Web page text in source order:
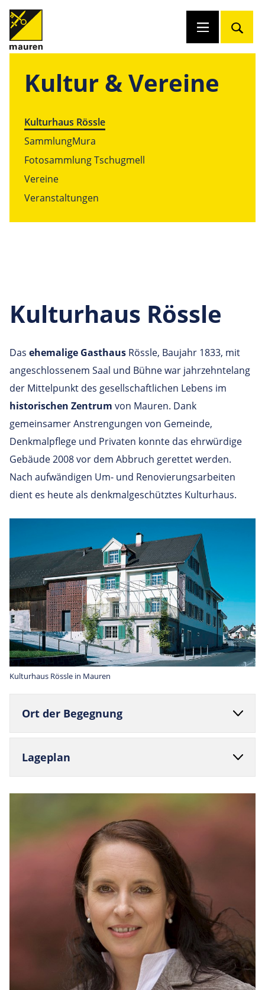
Kultur & Vereine
Kulturhaus Rössle
SammlungMura
Fotosammlung Tschugmell
Vereine
Veranstaltungen
Kulturhaus Rössle
Das ehemalige Gasthaus Rössle, Baujahr 1833, mit
angeschlossenem Saal und Bühne war jahrzehntelang
der Mittelpunkt des gesellschaftlichen Lebens im
historischen Zentrum von Mauren. Dank
gemeinsamer Anstrengungen von Gemeinde,
Denkmalpflege und Privaten konnte das ehrwürdige
Gebäude 2008 vor dem Abbruch gerettet werden.
Nach aufwändigen Um- und Renovierungsarbeiten
dient es heute als denkmalgeschütztes Kulturhaus.
Kulturhaus Rössle in Mauren
Ort der Begegnung
Lage­plan